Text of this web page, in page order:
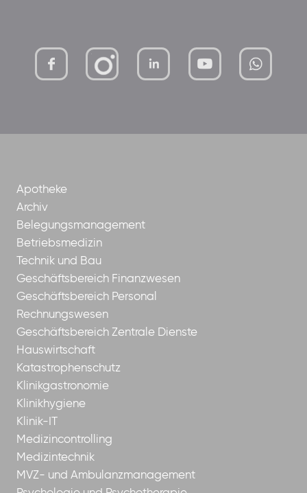
mutterhaus-xMBTtqOwC1KKBww
Apotheke
Archiv
Belegungsmanagement
Betriebsmedizin
Technik und Bau
Geschäftsbereich Finanzwesen
Geschäftsbereich Personal
Rechnungswesen
Geschäftsbereich Zentrale Dienste
Hauswirtschaft
Katastrophenschutz
Klinikgastronomie
Klinikhygiene
Klinik-IT
Medizincontrolling
Medizintechnik
MVZ- und Ambulanzmanagement